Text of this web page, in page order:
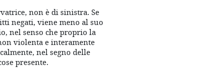
non è di sinistra. Se
negati, viene meno al suo
nel senso che proprio la
violenta e interamente
nel segno delle
presente.